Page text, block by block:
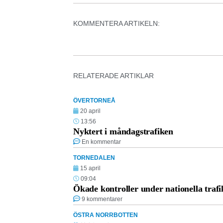
KOMMENTERA ARTIKELN:
RELATERADE ARTIKLAR
ÖVERTORNEÅ
20 april
13:56
Nyktert i måndagstrafiken
En kommentar
TORNEDALEN
15 april
09:04
Ökade kontroller under nationella
9 kommentarer
ÖSTRA NORRBOTTEN